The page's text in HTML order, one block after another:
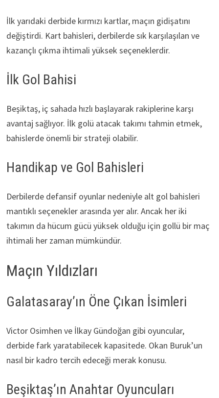
İlk yarıdaki derbide kırmızı kartlar, maçın gidişatını
değiştirdi. Kart bahisleri, derbilerde sık karşılaşılan ve
kazançlı çıkma ihtimali yüksek seçeneklerdir.
İlk Gol Bahisi
Beşiktaş, iç sahada hızlı başlayarak rakiplerine karşı
avantaj sağlıyor. İlk golü atacak takımı tahmin etmek,
bahislerde önemli bir strateji olabilir.
Handikap ve Gol Bahisleri
Derbilerde defansif oyunlar nedeniyle alt gol bahisleri
mantıklı seçenekler arasında yer alır. Ancak her iki
takımın da hücum gücü yüksek olduğu için gollü bir maç
ihtimali her zaman mümkündür.
Maçın Yıldızları
Galatasaray’ın Öne Çıkan İsimleri
Victor Osimhen ve İlkay Gündoğan gibi oyuncular,
derbide fark yaratabilecek kapasitede. Okan Buruk’un
nasıl bir kadro tercih edeceği merak konusu.
Beşiktaş’ın Anahtar Oyuncuları